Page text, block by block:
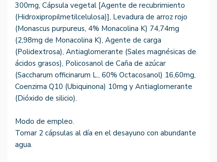
300mg, Cápsula vegetal [Agente de recubrimiento
(Hidroxipropilmetilcelulosa)], Levadura de arroz rojo
(Monascus purpureus, 4% Monacolina K) 74,74mg
(2,98mg de Monacolina K), Agente de carga
(Polidextrosa), Antiaglomerante (Sales magnésicas de
ácidos grasos), Policosanol de Caña de azúcar
(Saccharum officinarum L., 60% Octacosanol) 16,60mg,
Coenzima Q10 (Ubiquinona) 10mg y Antiaglomerante
(Dióxido de silicio).
Modo de empleo.
Tomar 2 cápsulas al día en el desayuno con abundante
agua.